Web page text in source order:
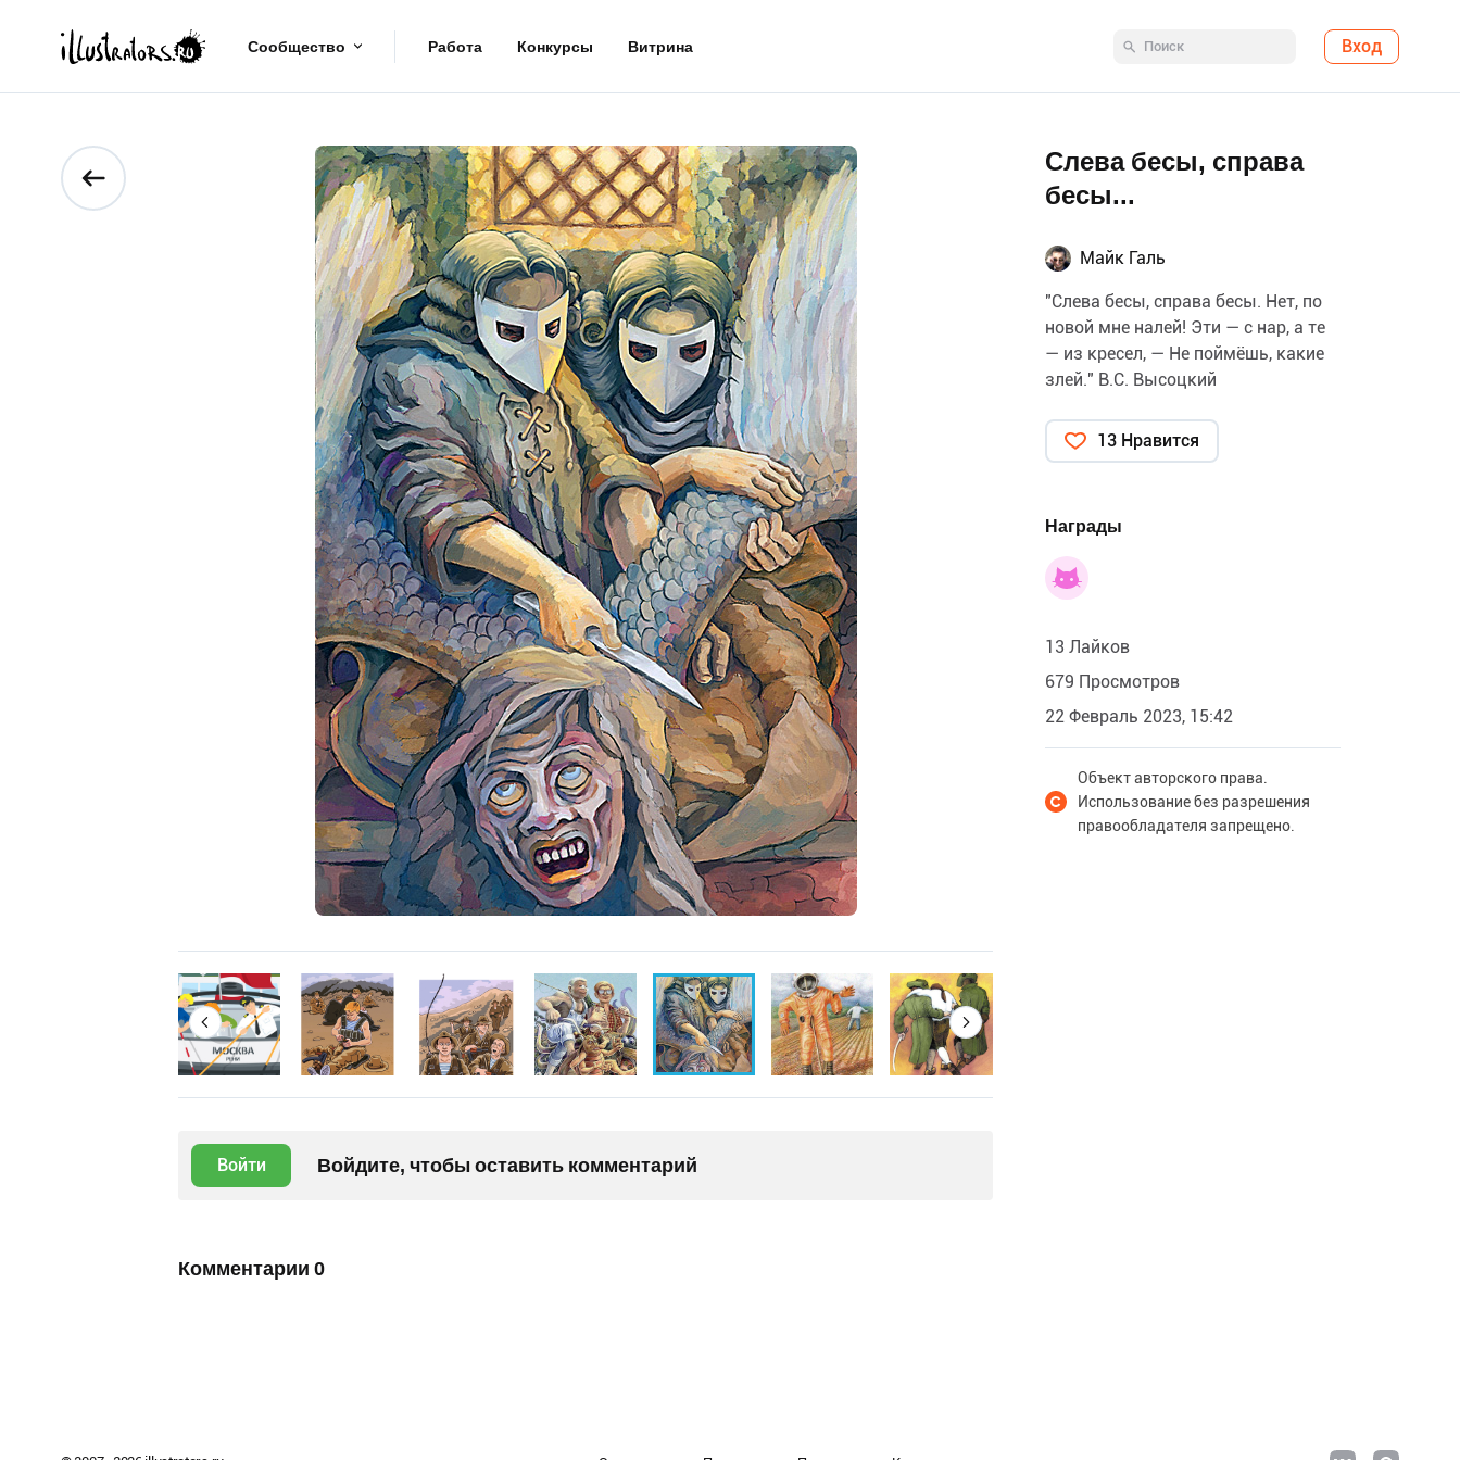
Сообщество Работа Конкурсы Витрина Вход
Войти Войдите, чтобы оставить комментарий
Комментарии 0
Слева бесы, справа
бесы...
Майк Галь
"Слева бесы, справа бесы. Нет, по
новой мне налей! Эти — с нар, а те
— из кресел, — Не поймёшь, какие
злей." В.С. Высоцкий
13 Нравится
Награды
13 Лайков
679 Просмотров
22 Февраль 2023, 15:42
Объект авторского права.
Использование без разрешения
правообладателя запрещено.